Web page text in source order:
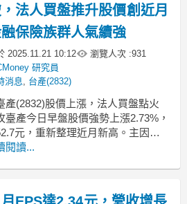
材，成為支撐後
法人買盤推升股價創近月
保險族群人氣續強
2025.11.21 10:12 瀏覽人次 :931
研究員
消息, 台產(2832)
產(2832)股價上漲，法人買盤點火
臺產今日早盤股價強勢上漲2.73%，
元，重新整理近月新高。主因在
期金融保險族群人氣持續升溫，法
明顯推升股價動能。市場資金聚焦
閱讀...